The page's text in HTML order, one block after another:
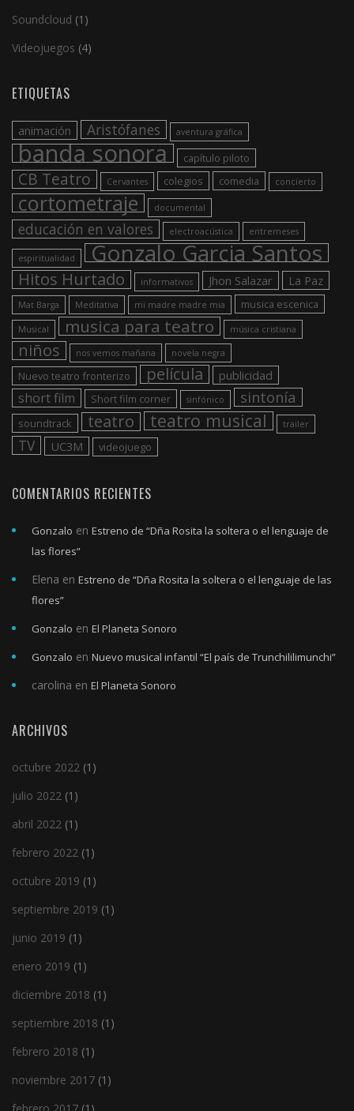
Soundcloud (1)
Videojuegos (4)
ETIQUETAS
animación Aristófanes aventura gráfica
banda sonora capítulo piloto
CB Teatro Cervantes colegios comedia concierto
cortometraje documental
educación en valores electroacústica entremeses
espiritualidad Gonzalo Garcia Santos
Hitos Hurtado informativos Jhon Salazar La Paz
Mat Barga Meditativa mi madre madre mia musica escenica
Musical musica para teatro música cristiana
niños nos vemos mañana novela negra
Nuevo teatro fronterizo película publicidad
short film Short film corner sinfónico sintonía
soundtrack teatro teatro musical trailer
TV UC3M videojuego
COMENTARIOS RECIENTES
Gonzalo en Estreno de “Dña Rosita la soltera o el lenguaje de
las flores”
Elena en Estreno de “Dña Rosita la soltera o el lenguaje de las
flores”
Gonzalo en El Planeta Sonoro
Gonzalo en Nuevo musical infantil “El país de Trunchililimunchi”
carolina en El Planeta Sonoro
ARCHIVOS
octubre 2022 (1)
julio 2022 (1)
abril 2022 (1)
febrero 2022 (1)
octubre 2019 (1)
septiembre 2019 (1)
junio 2019 (1)
enero 2019 (1)
diciembre 2018 (1)
septiembre 2018 (1)
febrero 2018 (1)
noviembre 2017 (1)